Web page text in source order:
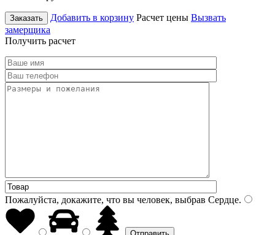
Заказать Добавить в корзину Расчет цены Вызвать
замерщика
Получить расчет
Пожалуйста, докажите, что вы человек, выбрав Сердце.